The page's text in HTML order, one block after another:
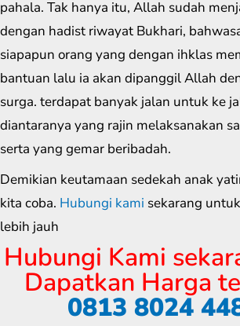
pahala. Tak hanya itu, Allah sudah
dengan hadist riwayat Bukhari,
siapapun orang yang dengan ihklas
bantuan lalu ia akan dipanggil Allah
surga. terdapat banyak jalan untuk ke
diantaranya yang rajin melaksanakan
serta yang gemar beribadah.
Demikian keutamaan sedekah anak
kita coba. Hubungi kami sekarang
lebih jauh
Hubungi Kami
Dapatkan Harga
0813 8024